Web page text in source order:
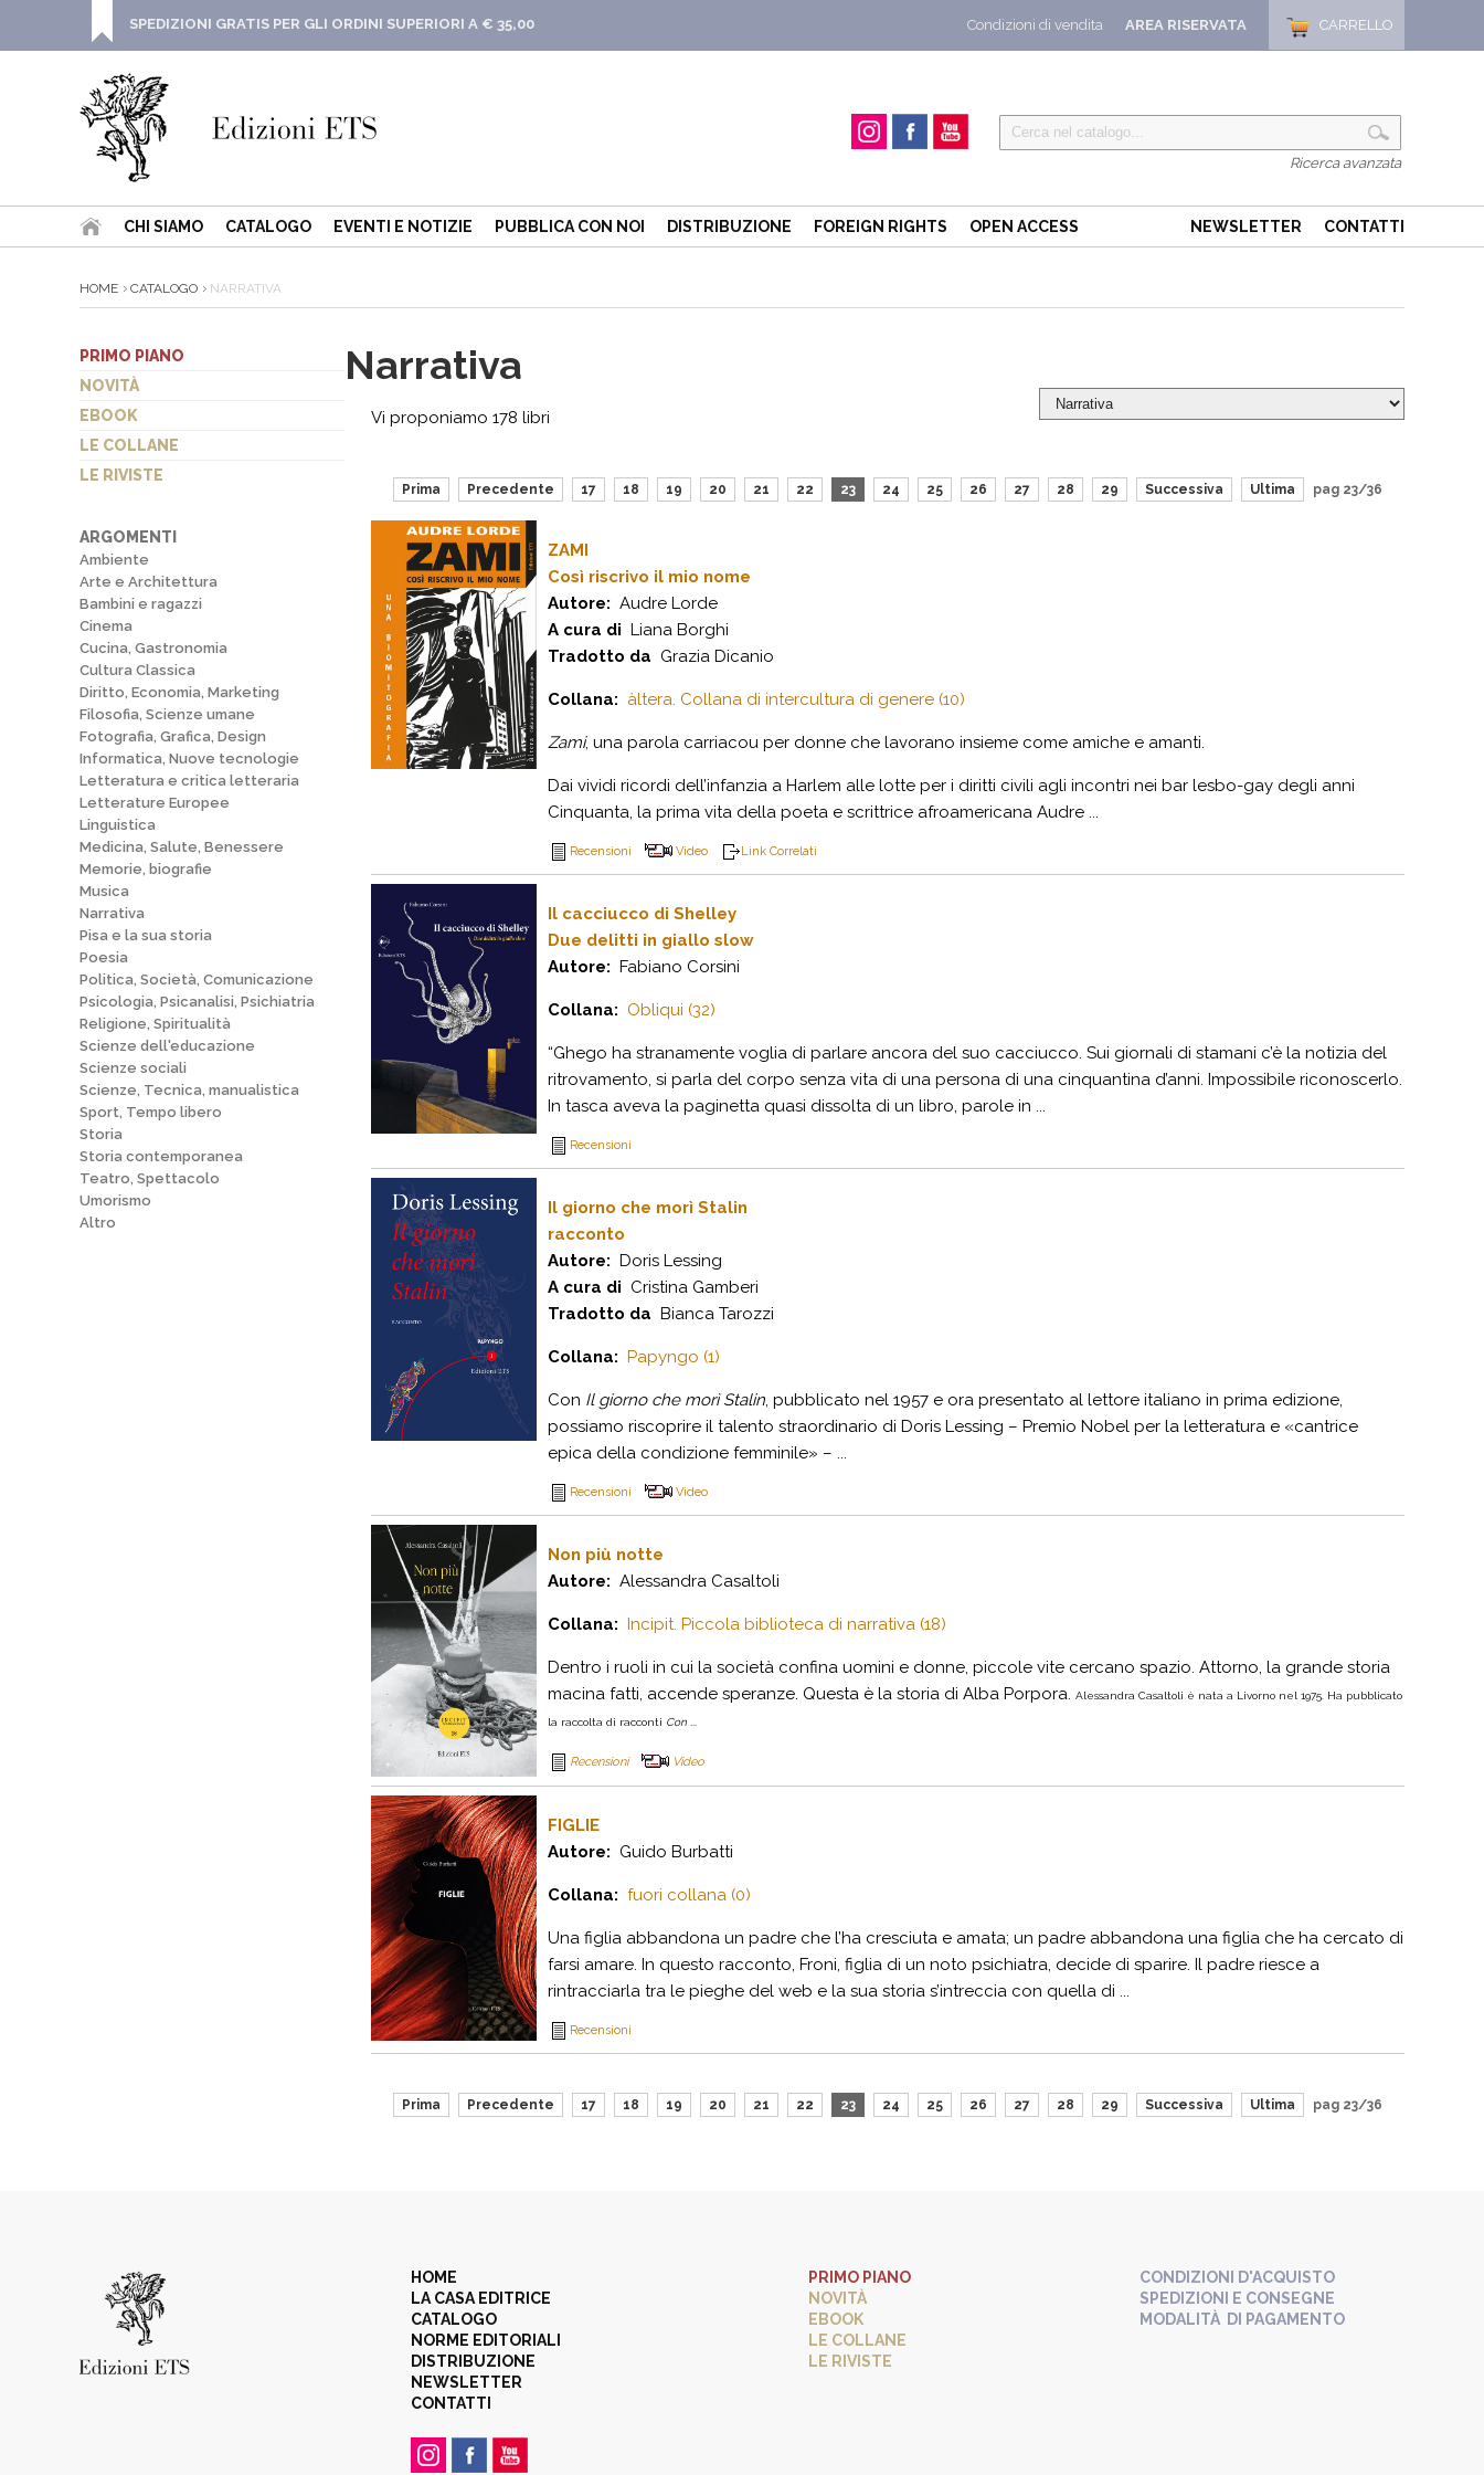
CARRELLO
AREA RISERVATA
Condizioni di vendita
SPEDIZIONI GRATIS PER GLI ORDINI SUPERIORI A € 35,00
Ricerca avanzata
CHI SIAMO CATALOGO EVENTI E NOTIZIE PUBBLICA CON NOI DISTRIBUZIONE FOREIGN RIGHTS OPEN ACCESS NEWSLETTER CONTATTI
HOME CATALOGO NARRATIVA
PRIMO PIANO
NOVITÀ
EBOOK
LE COLLANE
LE RIVISTE
ARGOMENTI
Ambiente
Arte e Architettura
Bambini e ragazzi
Cinema
Cucina, Gastronomia
Cultura Classica
Diritto, Economia, Marketing
Filosofia, Scienze umane
Fotografia, Grafica, Design
Informatica, Nuove tecnologie
Letteratura e critica letteraria
Letterature Europee
Linguistica
Medicina, Salute, Benessere
Memorie, biografie
Musica
Narrativa
Pisa e la sua storia
Poesia
Politica, Società, Comunicazione
Psicologia, Psicanalisi, Psichiatria
Religione, Spiritualità
Scienze dell'educazione
Scienze sociali
Scienze, Tecnica, manualistica
Sport, Tempo libero
Storia
Storia contemporanea
Teatro, Spettacolo
Umorismo
Altro
Narrativa
Vi proponiamo 178 libri
Prima Precedente 17 18 19 20 21 22 23 24 25 26 27 28 29 Successiva Ultima pag 23/36
ZAMI
Così riscrivo il mio nome
Autore: Audre Lorde
A cura di Liana Borghi
Tradotto da Grazia Dicanio
Collana: àltera. Collana di intercultura di genere (10)
Zami, una parola carriacou per donne che lavorano insieme come amiche e amanti.
Dai vividi ricordi dell’infanzia a Harlem alle lotte per i diritti civili agli incontri nei bar lesbo-gay degli anni
Cinquanta, la prima vita della poeta e scrittrice afroamericana Audre ...
Recensioni Video Link Correlati
Il cacciucco di Shelley
Due delitti in giallo slow
Autore: Fabiano Corsini
Collana: Obliqui (32)
“Ghego ha stranamente voglia di parlare ancora del suo cacciucco. Sui giornali di stamani c’è la notizia del
ritrovamento, si parla del corpo senza vita di una persona di una cinquantina d’anni. Impossibile riconoscerlo.
In tasca aveva la paginetta quasi dissolta di un libro, parole in ...
Recensioni
Il giorno che morì Stalin
racconto
Autore: Doris Lessing
A cura di Cristina Gamberi
Tradotto da Bianca Tarozzi
Collana: Papyngo (1)
Con Il giorno che morì Stalin, pubblicato nel 1957 e ora presentato al lettore italiano in prima edizione,
possiamo riscoprire il talento straordinario di Doris Lessing – Premio Nobel per la letteratura e «cantrice
epica della condizione femminile» – ...
Recensioni Video
Non più notte
Autore: Alessandra Casaltoli
Collana: Incipit. Piccola biblioteca di narrativa (18)
Dentro i ruoli in cui la società confina uomini e donne, piccole vite cercano spazio. Attorno, la grande storia
macina fatti, accende speranze. Questa è la storia di Alba Porpora. Alessandra Casaltoli è nata a Livorno nel 1975. Ha pubblicato
la raccolta di racconti Con ...
Recensioni Video
FIGLIE
Autore: Guido Burbatti
Collana: fuori collana (0)
Una figlia abbandona un padre che l’ha cresciuta e amata; un padre abbandona una figlia che ha cercato di
farsi amare. In questo racconto, Froni, figlia di un noto psichiatra, decide di sparire. Il padre riesce a
rintracciarla tra le pieghe del web e la sua storia s’intreccia con quella di ...
Recensioni
Prima Precedente 17 18 19 20 21 22 23 24 25 26 27 28 29 Successiva Ultima pag 23/36
HOME
LA CASA EDITRICE
CATALOGO
NORME EDITORIALI
DISTRIBUZIONE
NEWSLETTER
CONTATTI
PRIMO PIANO
NOVITÀ
EBOOK
LE COLLANE
LE RIVISTE
CONDIZIONI D'ACQUISTO
SPEDIZIONI E CONSEGNE
MODALITÀ DI PAGAMENTO